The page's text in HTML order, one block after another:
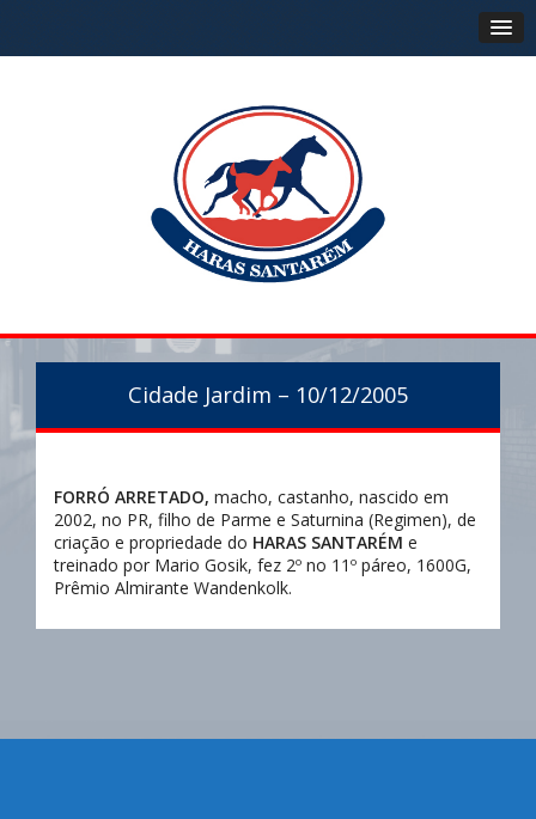
Cidade Jardim – 10/12/2005
FORRÓ ARRETADO, macho, castanho, nascido em
2002, no PR, filho de Parme e Saturnina (Regimen), de
criação e propriedade do HARAS SANTARÉM e
treinado por Mario Gosik, fez 2º no 11º páreo, 1600G,
Prêmio Almirante Wandenkolk.